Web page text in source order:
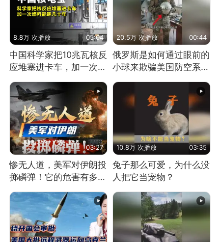
8.8万 次播放 05:04
中国科学家把10兆瓦核反
应堆塞进卡车，加一次燃
料能跑几十年
20.5万 次播放 00:44
俄罗斯是如何通过眼前的
小球来欺骗美国防空系统
的
03:27
惨无人道，美军对伊朗投
掷磷弹！它的危害有多
10.8万 次播放 03:35
兔子那么可爱，为什么没
人把它当宠物？